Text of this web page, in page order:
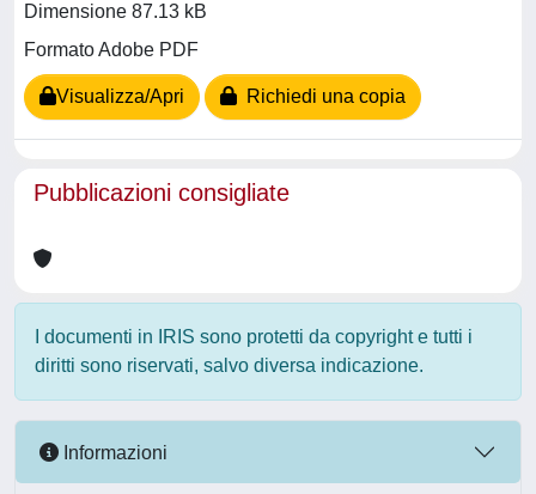
Dimensione 87.13 kB
Formato Adobe PDF
Visualizza/Apri Richiedi una copia
Pubblicazioni consigliate
I documenti in IRIS sono protetti da copyright e tutti i
diritti sono riservati, salvo diversa indicazione.
Informazioni